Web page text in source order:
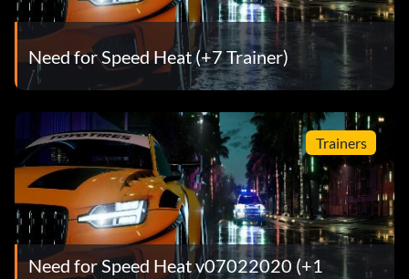
Need for Speed Heat (+7 Trainer)
Trainers
Need for Speed Heat v07022020 (+1